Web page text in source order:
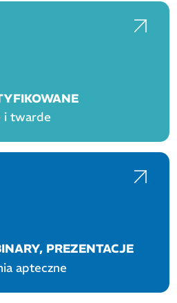
i twarde
PREZENTACJE
apteczne